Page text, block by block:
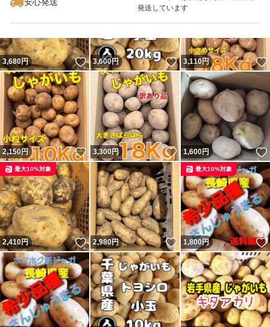
安心発送
発送しています
3,680円 いいね！
3,600円 いいね！
3,110円
2,150円 いいね！
3,300円 いいね！
1,600円
2,410円 いいね！
最大10%対象
2,980円 いいね！
1,800 円
最大10%対象